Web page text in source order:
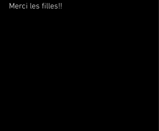
Merci les filles!!